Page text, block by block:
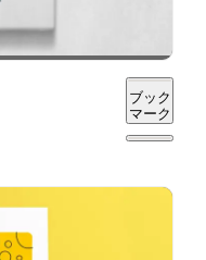
ブック
マーク